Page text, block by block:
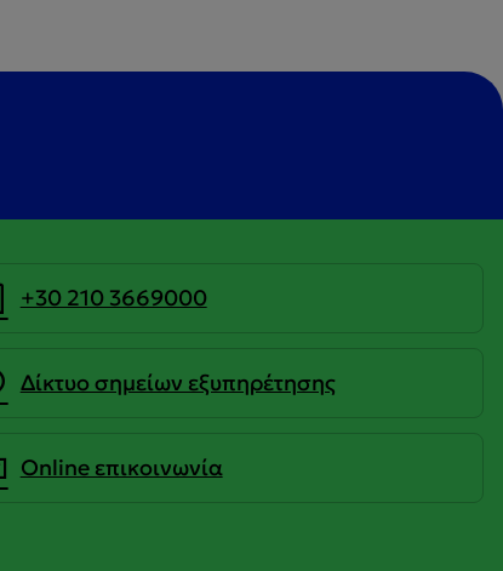
+30 210 3669000
Δίκτυο σημείων εξυπηρέτησης
Οnline επικοινωνία